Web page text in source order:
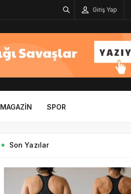
Giriş Yap
MAGAZIN SPOR
Son Yazılar